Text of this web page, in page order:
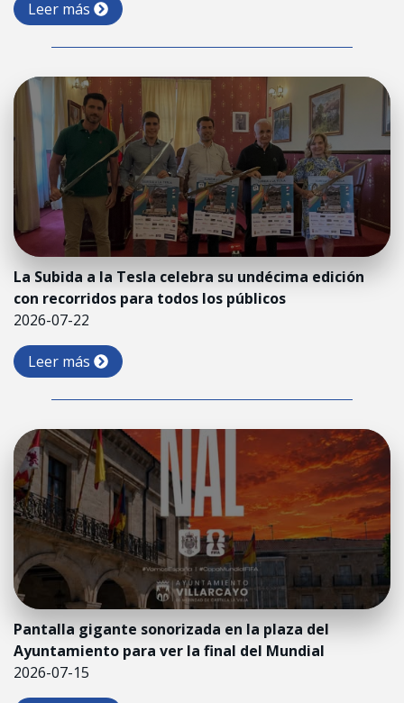
Leer más
La Subida a la Tesla celebra su undécima edición
con recorridos para todos los públicos
2026-07-22
Leer más
Pantalla gigante sonorizada en la plaza del
Ayuntamiento para ver la final del Mundial
2026-07-15